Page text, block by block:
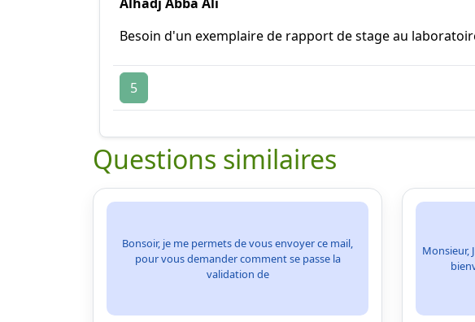
Besoin d'un exemplaire de rapport de stage au
5
Questions similaires
Bonsoir, je me permets de vous envoyer ce mail,
pour vous demander comment se passe la
validation de
Monsieur,